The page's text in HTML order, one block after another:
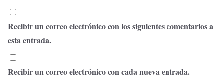
Recibir un correo electrónico con los siguientes comentarios a
esta entrada.
Recibir un correo electrónico con cada nueva entrada.